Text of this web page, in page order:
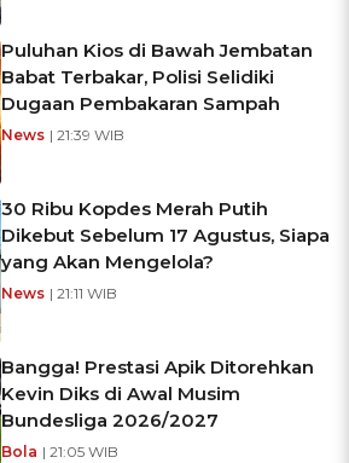
Puluhan Kios di Bawah Jembatan
Babat Terbakar, Polisi Selidiki
Dugaan Pembakaran Sampah
News | 21:39 WIB
30 Ribu Kopdes Merah Putih
Dikebut Sebelum 17 Agustus, Siapa
yang Akan Mengelola?
News | 21:11 WIB
Bangga! Prestasi Apik Ditorehkan
Kevin Diks di Awal Musim
Bundesliga 2026/2027
Bola | 21:05 WIB